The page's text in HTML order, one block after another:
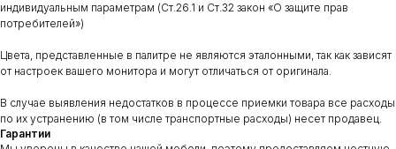
индивидуальным параметрам (Ст.26.1 и Ст.32 закон «О защите прав
потребителей»)
Цвета, представленные в палитре не являются эталонными, так как зависят
от настроек вашего монитора и могут отличаться от оригинала.
В случае выявления недостатков в процессе приемки товара все расходы
по их устранению (в том числе транспортные расходы) несет продавец.
Гарантии